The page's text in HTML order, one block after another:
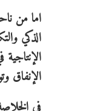
اما من
الذكي
الإنفاق